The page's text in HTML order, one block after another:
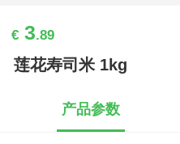
€ 3.89
莲花寿司米 1kg
产品参数